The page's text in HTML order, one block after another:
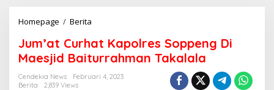
Homepage / Berita
m
'
a
t
Jum’at Curhat Kapolres Soppeng Di
Maesjid Baiturrahman Takalala
Cendekia News
Februari 4, 2023
Berita
2,839 Views